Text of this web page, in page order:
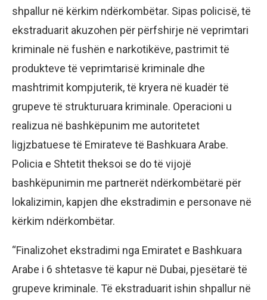
shpallur në kërkim ndërkombëtar. Sipas policisë, të
ekstraduarit akuzohen për përfshirje në veprimtari
kriminale në fushën e narkotikëve, pastrimit të
produkteve të veprimtarisë kriminale dhe
mashtrimit kompjuterik, të kryera në kuadër të
grupeve të strukturuara kriminale. Operacioni u
realizua në bashkëpunim me autoritetet
ligjzbatuese të Emirateve të Bashkuara Arabe.
Policia e Shtetit theksoi se do të vijojë
bashkëpunimin me partnerët ndërkombëtarë për
lokalizimin, kapjen dhe ekstradimin e personave në
kërkim ndërkombëtar.
“Finalizohet ekstradimi nga Emiratet e Bashkuara
Arabe i 6 shtetasve të kapur në Dubai, pjesëtarë të
grupeve kriminale. Të ekstraduarit ishin shpallur në